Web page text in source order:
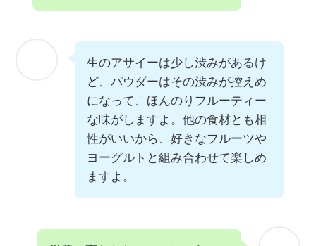
生のアサイーは少し渋みがあるけ
ど、パウダーはその渋みが控えめ
になって、ほんのりフルーティー
な味がしますよ。他の食材とも相
性がいいから、好きなフルーツや
ヨーグルトと組み合わせて楽しめ
ますよ。